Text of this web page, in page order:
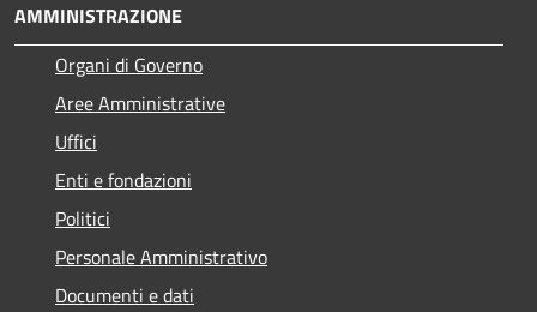
AMMINISTRAZIONE
Organi di Governo
Aree Amministrative
Uffici
Enti e fondazioni
Politici
Personale Amministrativo
Documenti e dati